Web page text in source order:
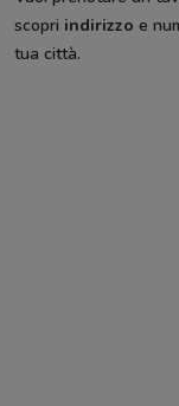
scopri indirizzo e
tua città.